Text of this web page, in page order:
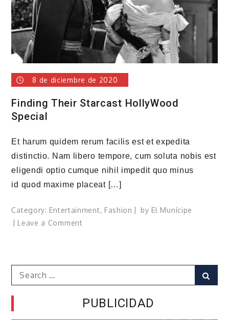
8 de diciembre de 2020
Finding Their Starcast HollyWood
Special
Et harum quidem rerum facilis est et expedita
distinctio. Nam libero tempore, cum soluta nobis est
eligendi optio cumque nihil impedit quo minus
id quod maxime placeat […]
Category: Entertainment, Fashion by El Munícipe
Leave a Commenton
Special
Search
for:
PUBLICIDAD